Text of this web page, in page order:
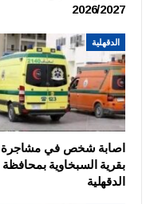
2026/2027
الدقهلية
اصابة شخص في مشاجرة
بقرية السبخاوية بمحافظة
الدقهلية